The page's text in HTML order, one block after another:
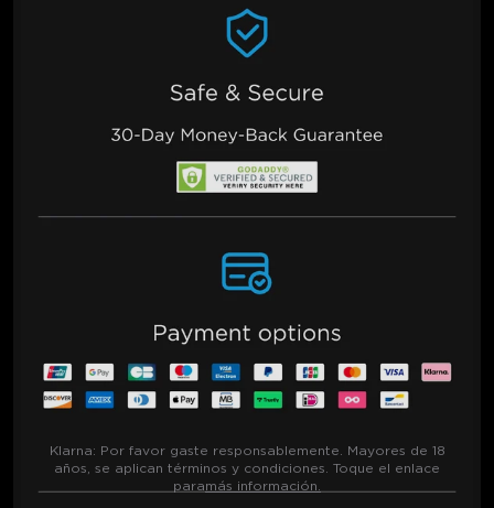
Klarna: Por favor gaste responsablemente. Mayores de 18
años, se aplican términos y condiciones. Toque el enlace
paramás información.